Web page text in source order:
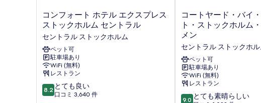
示
す
る
コ
ン
ォ
ー
ト
ホ
テ
ル
エ
コンフォート ホテル エクスプレス
ストックホルム セントラル
セントラル ストックホルム
ペット可
駐車場あり
WiFi (無料)
レストラン
10
段
8.2 とても良い
口コミ 3,640 件
コ
ー
ト
ヤ
ー
ド・
バ
イ・
マ
リ
コートヤード・バイ
ト・ストックホルム
メン
セントラル ストックホ
ペット可
駐車場あり
WiFi (無料)
レストラン
10
9.0 とても素晴らしい